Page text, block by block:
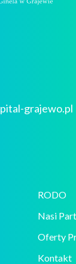
grajewo.pl
RODO
Nasi
Oferty
Kontakt